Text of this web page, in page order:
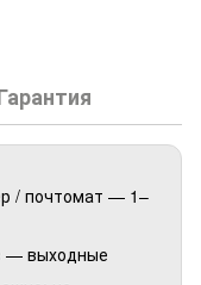
/ почтомат — 1–
— выходные